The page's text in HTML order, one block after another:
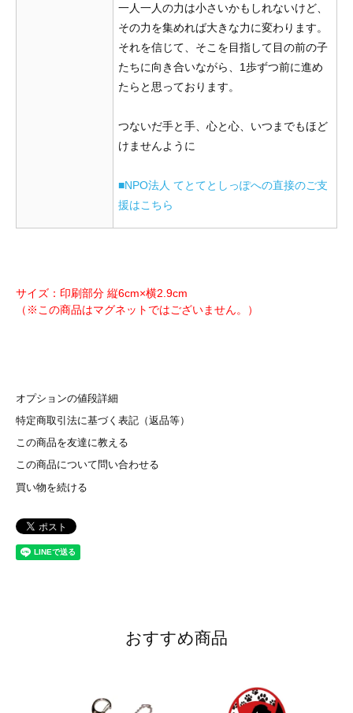
一人一人の力は小さいかもしれないけど、
その力を集めれば大きな力に変わります。
それを信じて、そこを目指して目の前の子
たちに向き合いながら、1歩ずつ前に進め
たらと思っております。
つないだ手と手、心と心、いつまでもほど
けませんように
■NPO法人 てとてとしっぽへの直接のご支
援はこちら
サイズ：印刷部分 縦6cm×横2.9cm
（※この商品はマグネットではございません。）
オプションの値段詳細
特定商取引法に基づく表記（返品等）
この商品を友達に教える
この商品について問い合わせる
買い物を続ける
おすすめ商品